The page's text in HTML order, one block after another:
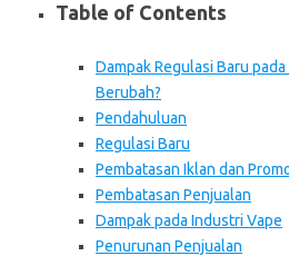
Table of Contents
Dampak Regulasi Baru
Berubah?
Pendahuluan
Regulasi Baru
Pembatasan Iklan dan
Pembatasan Penjualan
Dampak pada Industri Vape
Penurunan Penjualan